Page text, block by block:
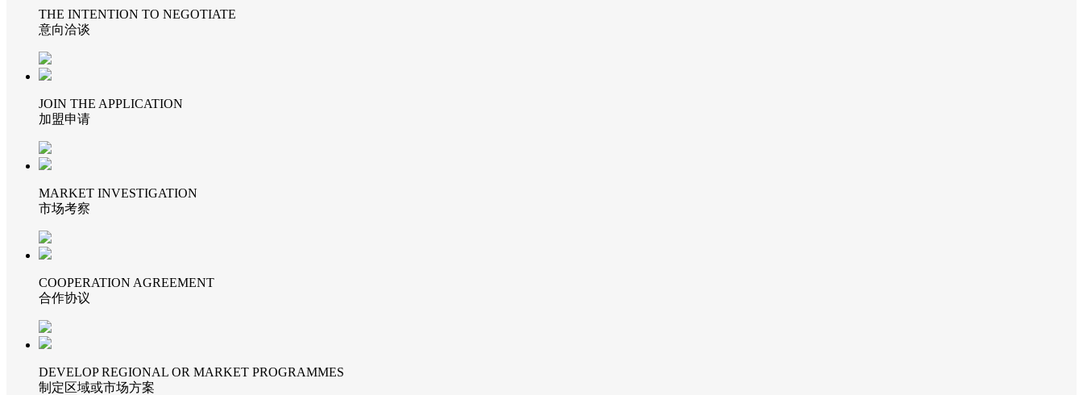
THE INTENTION TO NEGOTIATE
意向洽谈
JOIN THE APPLICATION
加盟申请
MARKET INVESTIGATION
市场考察
COOPERATION AGREEMENT
合作协议
DEVELOP REGIONAL OR MARKET PROGRAMMES
制定区域或市场方案